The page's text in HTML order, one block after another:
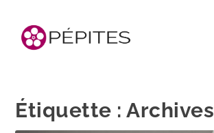
Étiquette :Archives